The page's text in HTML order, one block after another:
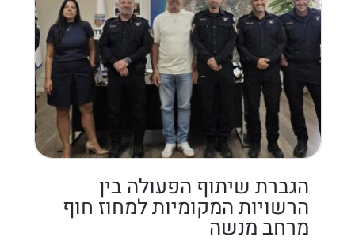
הגברת שיתוף הפעולה בין
הרשויות המקומיות למחוז חוף
מרחב מנשה